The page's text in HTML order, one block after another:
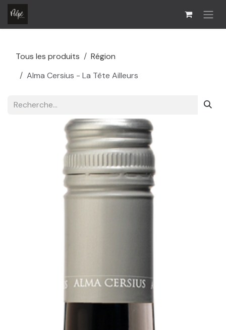
Se rendre au contenu
Tous les produits
Région
Alma Cersius - La Tête Ailleurs